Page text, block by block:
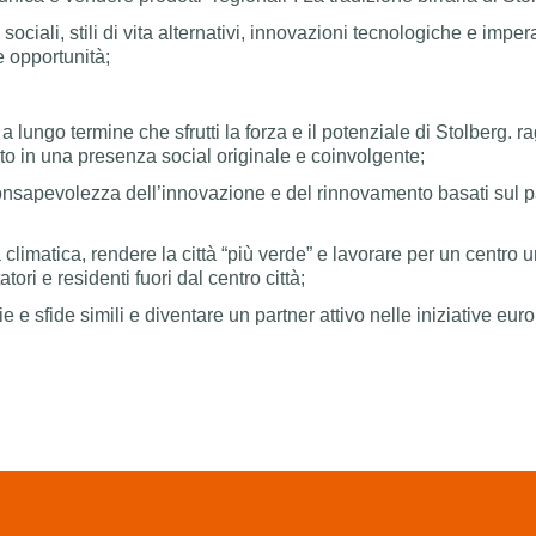
stili di vita alternativi, innovazioni tecnologiche e
opportunità;
lungo termine che sfrutti la forza e il potenziale di Stolberg.
in una presenza social originale e coinvolgente;
dell’innovazione e del rinnovamento basati sul
rendere la città “più verde” e lavorare per un centro
e residenti fuori dal centro città;
e sfide simili e diventare un partner attivo nelle iniziative